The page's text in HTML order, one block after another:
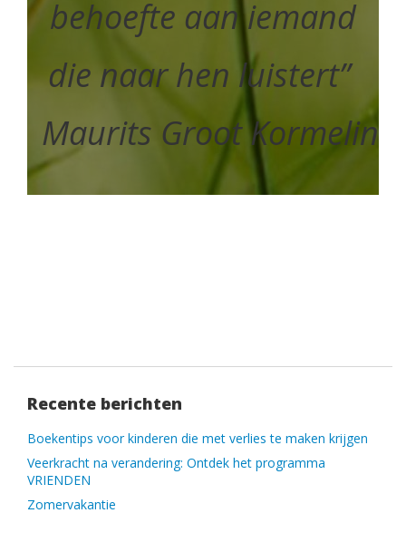
behoefte aan iemand
die naar hen luistert”
Maurits Groot
Recente berichten
Boekentips voor kinderen die met verlies te maken krijgen
Veerkracht na verandering: Ontdek het programma
VRIENDEN
Zomervakantie